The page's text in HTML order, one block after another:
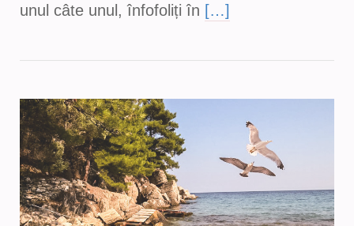
unul câte unul, înfofoliți în […]